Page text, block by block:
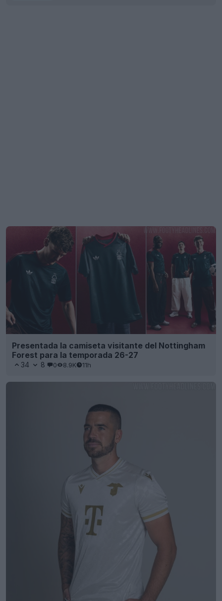
Presentada la camiseta visitante del Nottingham
Forest para la temporada 26-27
34 8 0 8.9K 11h